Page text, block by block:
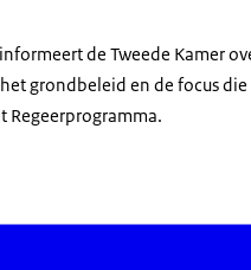
de Tweede Kamer
grondbeleid en de focus
Regeerprogramma.